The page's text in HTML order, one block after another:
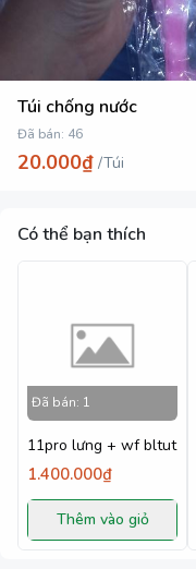
Túi chống nước
Đã bán: 46
20.000₫ /Túi
Có thể bạn thích
Đã bán: 1
11pro lưng + wf bltut
1.400.000₫
Thêm vào giỏ